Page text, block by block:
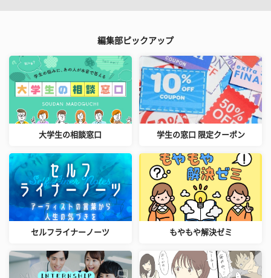
編集部ピックアップ
大学生の相談窓口 学生の窓口 限定クーポン
セルフライナーノーツ もやもや解決ゼミ